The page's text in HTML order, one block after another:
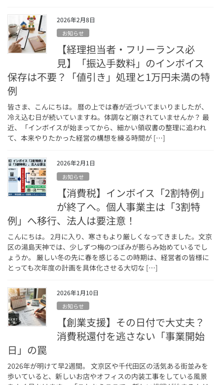
2026年2月8日
お知らせ
【経理担当者・フリーランス必
見】「振込手数料」のインボイス
保存は不要？「値引き」処理と1万円未満の特
例
皆さま、こんにちは。 暦の上では春が近づいてまいりましたが、
冷え込む日が続いていますね。体調など崩されていませんか？ 最
近、「インボイスが始まってから、細かい領収書の整理に追われ
て、本来やりたかった経営の構想を練る時間が […]
2026年2月1日
お知らせ
【消費税】インボイス「2割特例」
が終了へ。個人事業主は「3割特
例」へ移行、法人は要注意！
こんにちは。 2月に入り、寒さもより厳しくなってきました。文京
区の湯島天神では、少しずつ梅のつぼみが膨らみ始めているでし
ょうか。 厳しい冬の先に春を感じるこの時期は、経営者の皆様に
とっても次年度の計画を具体化させる大切な […]
2026年1月10日
お知らせ
【創業支援】その日付で大丈夫？
消費税還付を逃さない「事業開始
日」の罠
2026年が明けて早2週間。 文京区や千代田区の活気ある街並みを
歩いていると、新しいお店やオフィスの内装工事をしている風景